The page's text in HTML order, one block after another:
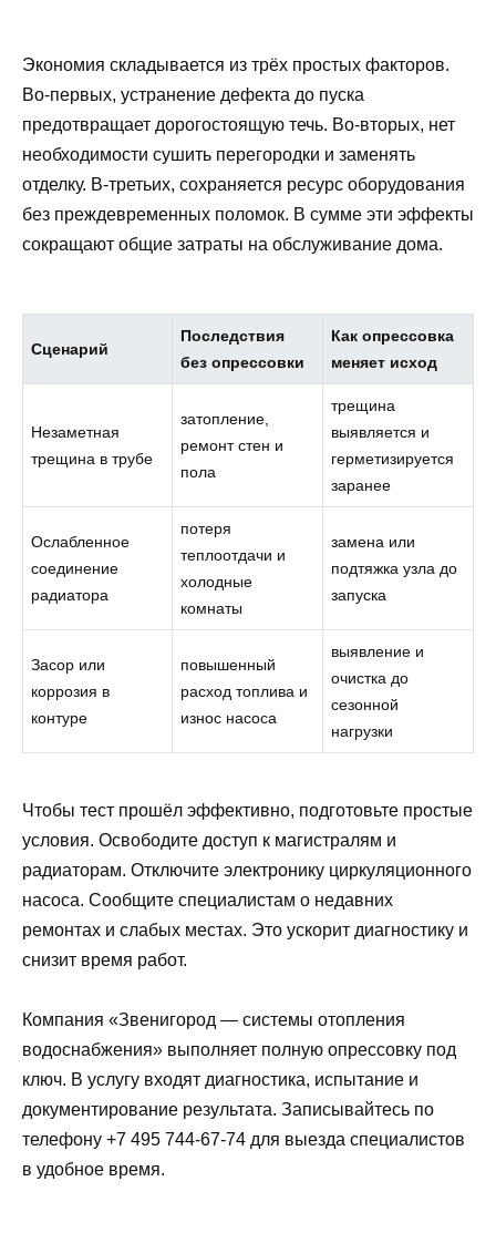
Экономия складывается из трёх простых факторов.
Во‑первых, устранение дефекта до пуска
предотвращает дорогостоящую течь. Во‑вторых, нет
необходимости сушить перегородки и заменять
отделку. В‑третьих, сохраняется ресурс оборудования
без преждевременных поломок. В сумме эти эффекты
сокращают общие затраты на обслуживание дома.
Сценарий
Последствия
без опрессовки
Как опрессовка
меняет исход
Незаметная
трещина в трубе
затопление,
ремонт стен и
пола
трещина
выявляется и
герметизируется
заранее
Ослабленное
соединение
радиатора
потеря
теплоотдачи и
холодные
комнаты
замена или
подтяжка узла до
запуска
Засор или
коррозия в
контуре
повышенный
расход топлива и
износ насоса
выявление и
очистка до
сезонной
нагрузки
Чтобы тест прошёл эффективно, подготовьте простые
условия. Освободите доступ к магистралям и
радиаторам. Отключите электронику циркуляционного
насоса. Сообщите специалистам о недавних
ремонтах и слабых местах. Это ускорит диагностику и
снизит время работ.
Компания «Звенигород — системы отопления
водоснабжения» выполняет полную опрессовку под
ключ. В услугу входят диагностика, испытание и
документирование результата. Записывайтесь по
телефону +7 495 744-67-74 для выезда специалистов
в удобное время.